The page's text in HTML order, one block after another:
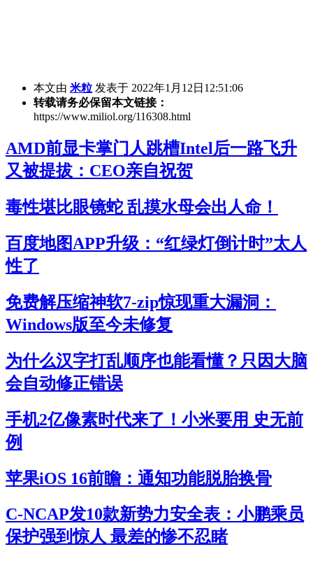
本文由 米粒 发表于 2022年1月12日12:51:06
转载请务必保留本文链接：
https://www.miliol.org/116308.html
AMD前显卡掌门人跳槽Intel后一路飞升
又被提拔：CEO亲自祝贺
毒性堪比眼镜蛇 乱摸水母会出人命！
百度地图APP升级：“红绿灯倒计时”太人
性了
免费解压缩神软7-zip惊现重大漏洞：
Windows版至今未修复
为什么汉字打乱顺序也能看懂？只因大脑
会自动修正错误
手机2亿像素时代来了！小米要用 史无前
例
苹果iOS 16前瞻：通知功能脱胎换骨
C-NCAP发10款新势力安全表：小鹏乘员
保护强到惊人 最差的惨不忍睹